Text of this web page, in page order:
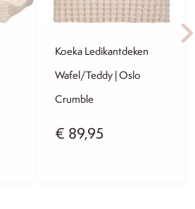
Koeka Ledikantdeken
Wafel/Teddy | Oslo
Crumble
€ 89,95